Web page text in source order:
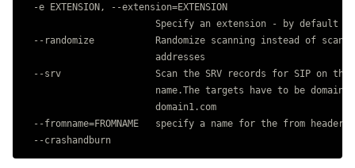
  -e EXTENSION, --extension=EXTENSION
Specify an extension - by default
--randomize           Randomize scanning instead of
                        addresses
--srv                 Scan the SRV records for SIP on the
name.The targets have to be domain
                        domain1.com
  --fromname=FROMNAME   specify a name for the from header